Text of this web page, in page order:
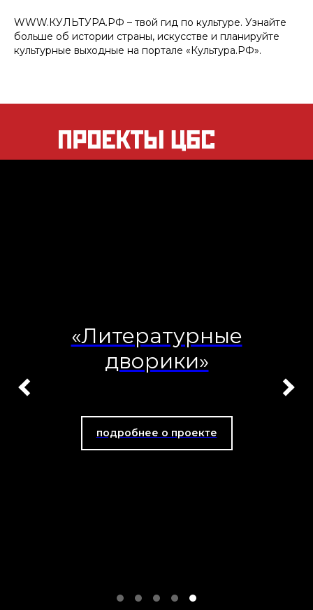
WWW.КУЛЬТУРА.РФ – твой гид по культуре. Узнайте
больше об истории страны, искусстве и планируйте
культурные выходные на портале «Культура.РФ».
«Литературные
дворики»
подробнее о проекте